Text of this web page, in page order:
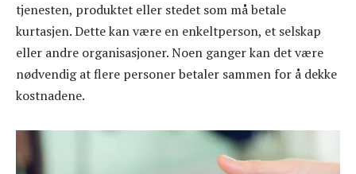
tjenesten, produktet eller stedet som må betale
kurtasjen. Dette kan være en enkeltperson, et selskap
eller andre organisasjoner. Noen ganger kan det være
nødvendig at flere personer betaler sammen for å dekke
kostnadene.